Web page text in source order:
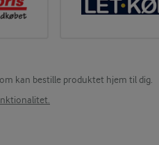
kan bestille produktet hjem til dig.